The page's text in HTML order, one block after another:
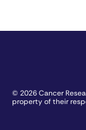
© 2026 Cancer
property of their